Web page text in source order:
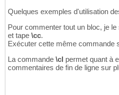
Quelques exemples d'utilisation
Pour commenter tout un bloc, je
et tape \cc.
Exécuter cette même commande
La commande \cl permet quant à
commentaires de fin de ligne sur